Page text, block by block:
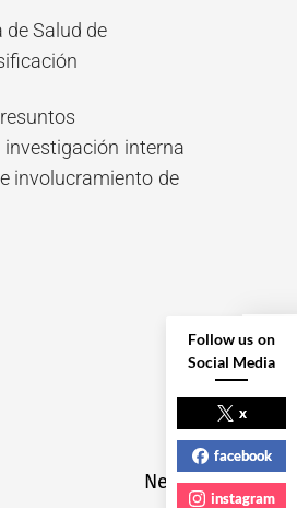
Salud de
investigación interna
involucramiento de
Next
NEXT POST
Follow us on
Social Media
x
facebook
instagram